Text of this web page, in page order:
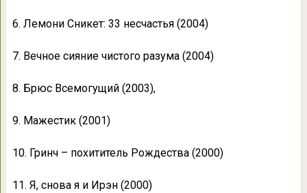
6. Лемони Сникет: 33 несчастья (2004)
7. Вечное сияние чистого разума (2004)
8. Брюс Всемогущий (2003),
9. Мажестик (2001)
10. Гринч – похититель Рождества (2000)
11. Я, снова я и Ирэн (2000)